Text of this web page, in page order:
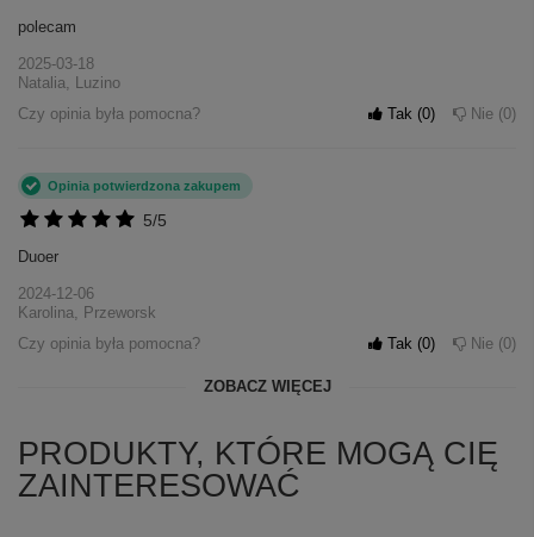
polecam
2025-03-18
Natalia, Luzino
Czy opinia była pomocna?
Tak 0 Nie 0
5/5
Opinia potwierdzona zakupem
Duoer
2024-12-06
Karolina, Przeworsk
Czy opinia była pomocna?
Tak 0 Nie 0
ZOBACZ WIĘCEJ
PRODUKTY, KTÓRE MOGĄ CIĘ
ZAINTERESOWAĆ